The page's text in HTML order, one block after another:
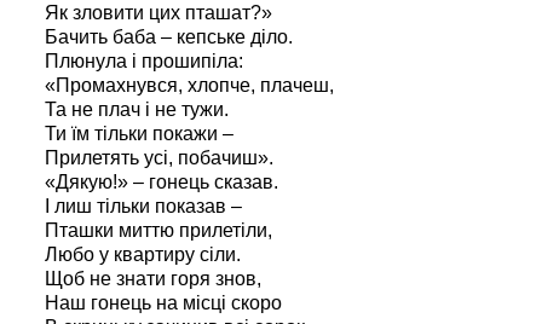
Як зловити цих пташат?»
Бачить баба – кепське діло.
Плюнула і прошипіла:
«Промахнувся, хлопче, плачеш,
Та не плач і не тужи.
Ти їм тільки покажи –
Прилетять усі, побачиш».
«Дякую!» – гонець сказав.
І лиш тільки показав –
Пташки миттю прилетіли,
Любо у квартиру сіли.
Щоб не знати горя знов,
Наш гонець на місці скоро